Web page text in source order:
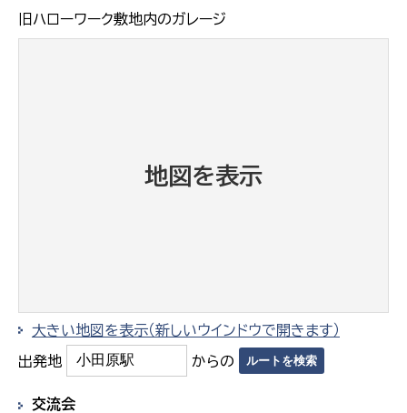
旧ハローワーク敷地内のガレージ
地図を表示
大きい地図を表示（新しいウインドウで開きます）
出発地 からの
交流会